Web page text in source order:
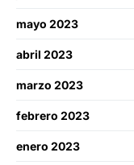
mayo 2023
abril 2023
marzo 2023
febrero 2023
enero 2023